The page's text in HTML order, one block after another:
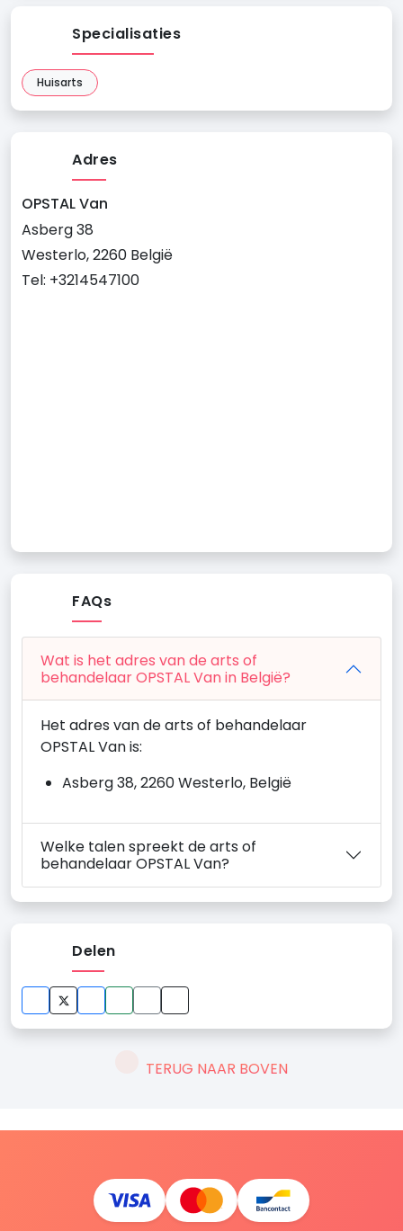
Specialisaties
Huisarts
Adres
OPSTAL Van
Asberg 38
Westerlo, 2260 België
Tel: +3214547100
FAQs
Wat is het adres van de arts of
behandelaar OPSTAL Van in België?
Het adres van de arts of behandelaar
OPSTAL Van is:
Asberg 38, 2260 Westerlo, België
Welke talen spreekt de arts of
behandelaar OPSTAL Van?
Delen
TERUG NAAR BOVEN